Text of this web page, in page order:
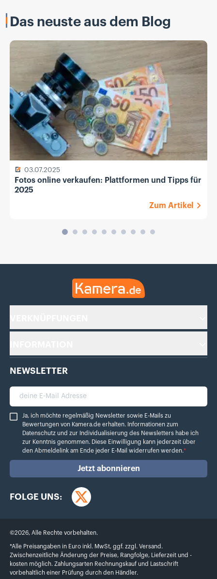
Das neuste aus dem Blog
03.07.2025
Fotos online verkaufen: Plattformen und Tipps für
2025
Zum Artikel
Kamera.de
NEWSLETTER
deine E-Mail Adresse
Ja, ich möchte regelmäßig Newsletter sowie E-Mails zu Bewertungen von
Ja, ich möchte regelmäßig Newsletter sowie E-Mails zu
Bewertungen von Kamera.de erhalten. Informationen zum
Datenschutz und zur Individualisierung des Newsletters habe ich
zur Kenntnis genommen. Diese Einwilligung kann jederzeit über
den Abmeldelink am Ende jeder E-Mail widerrufen werden.*
Jetzt abonnieren
FOLGE UNS:
Twitter
©2026, Alle Rechte vorbehalten.
*Alle Preisangaben in Euro inkl. MwSt, ggf. zzgl. Versand.
Zwischenzeitliche Änderung der Preise, Rangfolge, Lieferzeit und -
kosten möglich. Zahlungsarten Rechnungskauf und Lastschrift
vorbehaltlich einer Prüfung durch den Händler.